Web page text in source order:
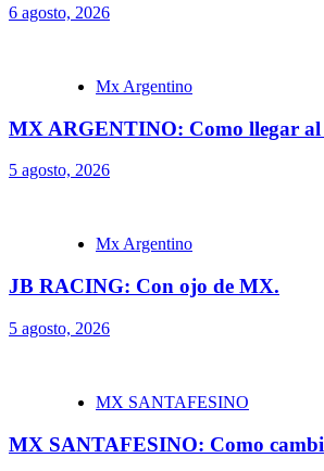
6 agosto, 2026
Mx Argentino
MX ARGENTINO: Como llegar al
5 agosto, 2026
Mx Argentino
JB RACING: Con ojo de MX.
5 agosto, 2026
MX SANTAFESINO
MX SANTAFESINO: Como